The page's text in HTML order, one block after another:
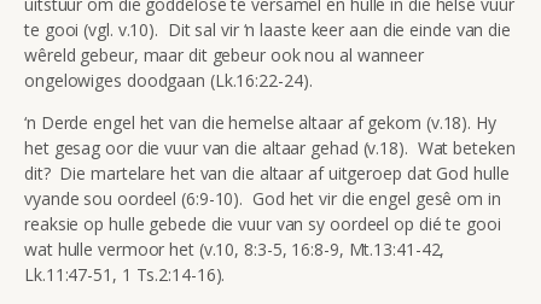
te gooi (vgl. v.10). Dit sal vir ‘n laaste keer aan die einde van die
wêreld gebeur, maar dit gebeur ook nou al wanneer
ongelowiges doodgaan (Lk.16:22-24).
‘n Derde engel het van die hemelse altaar af gekom (v.18). Hy
het gesag oor die vuur van die altaar gehad (v.18). Wat beteken
dit? Die martelare het van die altaar af uitgeroep dat God hulle
vyande sou oordeel (6:9-10). God het vir die engel gesê om in
reaksie op hulle gebede die vuur van sy oordeel op dié te gooi
wat hulle vermoor het (v.10, 8:3-5, 16:8-9, Mt.13:41-42,
Lk.11:47-51, 1 Ts.2:14-16).